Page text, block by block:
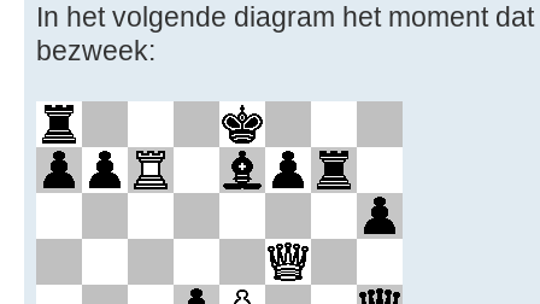
In het volgende diagram het moment
bezweek: